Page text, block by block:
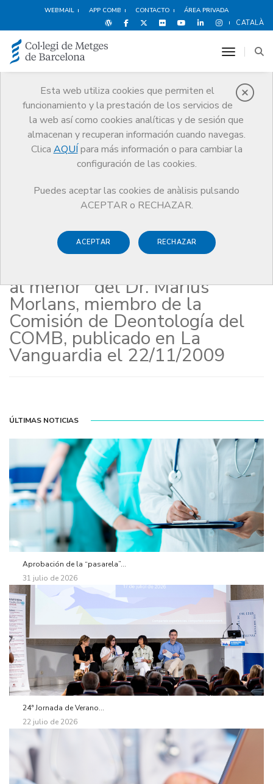
WEBMAIL APP COMB CONTACTO ÁREA PRIVADA
CATALÀ
Esta web utiliza cookies que permiten el
funcionamiento y la prestación de los servicios de
la web así como cookies analíticas y de sesión que
almacenan y recuperan información cuando navegas.
Clica AQUÍ para más información o para cambiar la
configuración de las cookies.
Puedes aceptar las cookies de anàlisis pulsando
ACEPTAR o RECHAZAR.
ACEPTAR RECHAZAR
toggle
Noticias
Comunicación
Noticias
Artículo “La atención médica al menor” del Dr. Màrius Morlans,
miembro de la Comisión de Deontología del COMB, publicado en La
Vanguardia el 22/11/2009
29 NOVIEMBRE DE 2009
al menor” del Dr. Màrius
Morlans, miembro de la
Comisión de Deontología del
COMB, publicado en La
Vanguardia el 22/11/2009
ÚLTIMAS NOTICIAS
Aprobación de la “pasarela”...
31 julio de 2026
24ª Jornada de Verano...
22 julio de 2026